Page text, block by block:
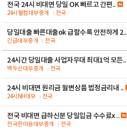
전국 24시 비대면 당일 OK 빠르고 간편..
24시웰컴대부중개 전국
당일대출 빠른대출ok 급할수록 안전하게 2..
긴급대부중개 전국
24시간 당일대출 사업자우대 최대1억 모든..
백두산대부중개 전국
24시 비대면 원리금 월변상품 법정금리내 ..
24시NH대부 전국
전국 비대면 급하신분 당일입금 수수료x ..
전국한마음대부중개 전국